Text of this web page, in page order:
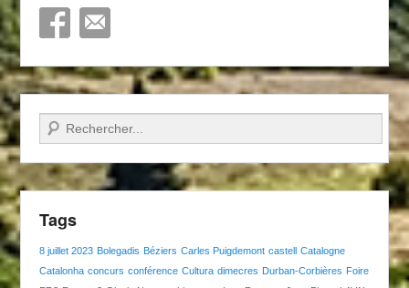
Recherche
Tags
8 juillet 2023 Bolegadis Béziers Carles Puigdemont castell Catalogne
Catalonha concurs conférence Cultura dimecres Durban-Corbières Foire